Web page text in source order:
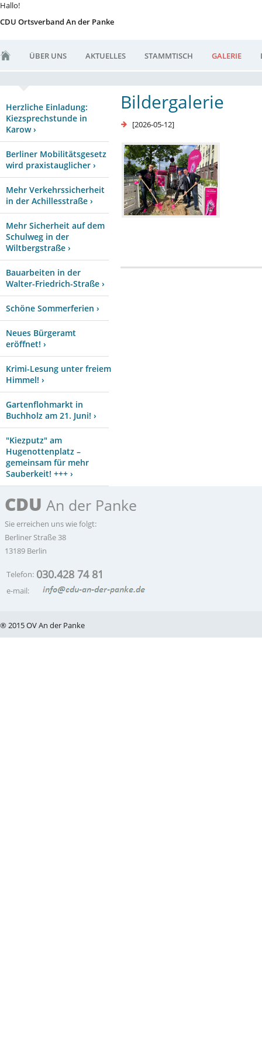
Hallo!
CDU Ortsverband An der Panke
ÜBER UNS AKTUELLES STAMMTISCH GALERIE
Herzliche Einladung:
Kiezsprechstunde in
Karow ›
Berliner Mobilitätsgesetz
wird praxistauglicher ›
Mehr Verkehrssicherheit
in der Achillesstraße ›
Mehr Sicherheit auf dem
Schulweg in der
Wiltbergstraße ›
Bauarbeiten in der
Walter-Friedrich-Straße ›
Schöne Sommerferien ›
Neues Bürgeramt
eröffnet! ›
Krimi-Lesung unter freiem
Himmel! ›
Gartenflohmarkt in
Buchholz am 21. Juni! ›
"Kiezputz" am
Hugenottenplatz –
gemeinsam für mehr
Sauberkeit! +++ ›
Bildergalerie
[2026-05-12]
CDU An der Panke
Sie erreichen uns wie folgt:
Berliner Straße 38
13189 Berlin
Telefon: 030.428 74 81
e-mail:
® 2015 OV An der Panke